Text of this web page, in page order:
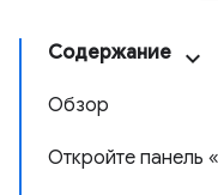
Содержание
Обзор
Откройте панель